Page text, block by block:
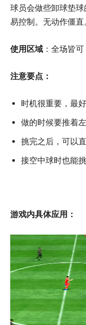
球员会做些卸球垫
易控制。无动作僵直
使用区域 ：全场皆
注意要点：
时机很重要，最
做的时候要推着
挑完之后，可以
接空中球时也能挑
游戏内具体应用：